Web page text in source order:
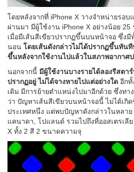
โดยหลังจากที่ iPhone X วางจำหน่ายรอ
ผ่านมา มีผู้ใช้งาน iPhone X อย่างน้อย
เมื่อมีเส้นสีเขียวปรากฏขึ้นบนหน้าจอ ซึ่ง
นอน โดยเส้นดังกล่าวไม่ได้ปรากฏขึ้นทันที
ขึ้นหลังจากใช้งานไปแล้วในสภาพอากาศ
นอกจากนี้ มีผู้ใช้งานบางรายได้ลองรีสตา
ปรากฏอยู่ ไม่ได้จางหายไปแต่อย่างใด อีกทั้
เดิม มีการย้ายตำแหน่งไปมาอีกด้วย ซึ่งทา
ว่า ปัญหาเส้นสีเขียวบนหน้าจอนี้ ไม่ได้เกิ
ประเทศหนึ่ง แต่พบปัญหาดังกล่าวในหลาย
แคนาดา, โปแลนด์ รวมไปถึงที่ออสเตรเลี
X ทั้ง 2 สี 2 ขนาดความจุ